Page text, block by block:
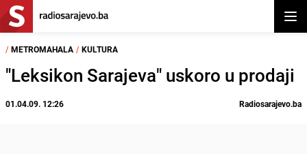
/ METROMAHALA / KULTURA
"Leksikon Sarajeva" uskoro u prodaji
01.04.09. 12:26 Radiosarajevo.ba